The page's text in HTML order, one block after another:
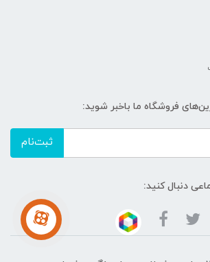
فروشگاه ما باخبر شوید:
ثبت‌نام
دنبال کنید: